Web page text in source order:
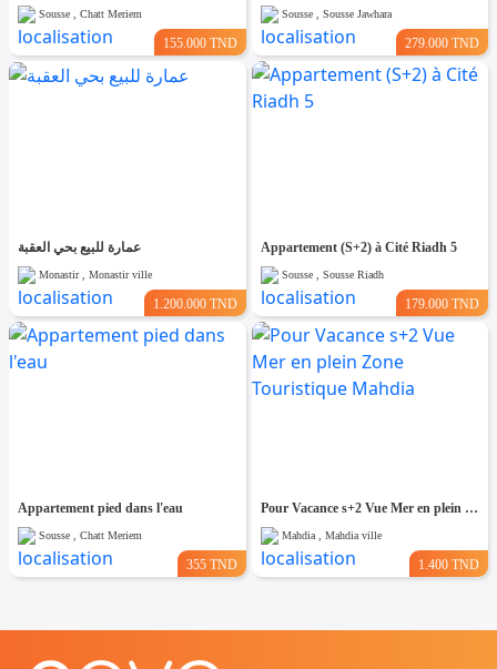
Sousse , Chatt Meriem
155.000 TND
Sousse , Sousse Jawhara
279.000 TND
عمارة للبيع بحي العقبة
Monastir , Monastir ville
1.200.000 TND
Appartement (S+2) à Cité Riadh 5
Sousse , Sousse Riadh
179.000 TND
Appartement pied dans l'eau
Sousse , Chatt Meriem
355 TND
Pour Vacance s+2 Vue Mer en plein Zone Touristique Mahdia
Mahdia , Mahdia ville
1.400 TND